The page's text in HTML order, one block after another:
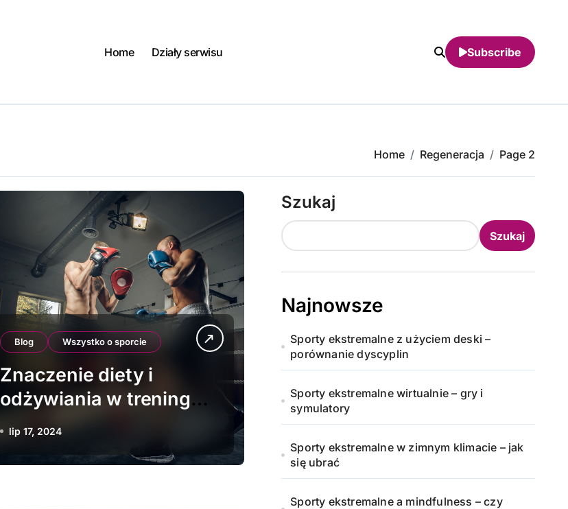
Home Działy serwisu Subscribe
Home Regeneracja Page 2
Blog Wszystko o sporcie
Znaczenie diety i
odżywiania w treningu
bokserskim
lip 17, 2024
Szukaj
Szukaj
Najnowsze
Sporty ekstremalne z użyciem deski –
porównanie dyscyplin
Sporty ekstremalne wirtualnie – gry i
symulatory
Sporty ekstremalne w zimnym klimacie – jak
się ubrać
Sporty ekstremalne a mindfulness – czy